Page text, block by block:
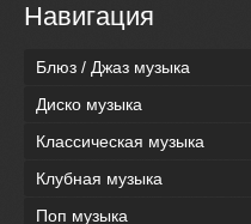
Навигация
Блюз / Джаз музыка
Диско музыка
Классическая музыка
Клубная музыка
Поп музыка